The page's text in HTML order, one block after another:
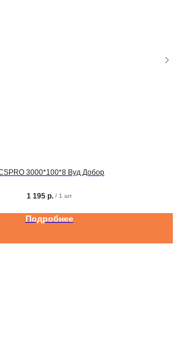
3000*100*8 Вуд Добор
1 195 р. / 1 шт
Подробнее